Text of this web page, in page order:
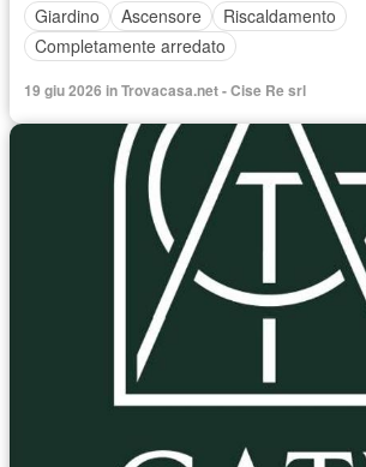
Giardino
Ascensore
Riscaldamento
Completamente arredato
19 giu 2026 in Trovacasa.net - Cise Re srl